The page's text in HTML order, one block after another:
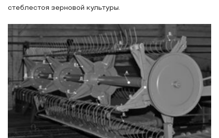
стеблестоя зерновой культуры.